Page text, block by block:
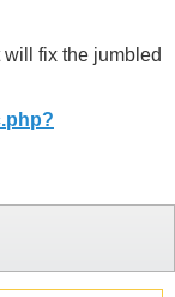
fix the jumbled